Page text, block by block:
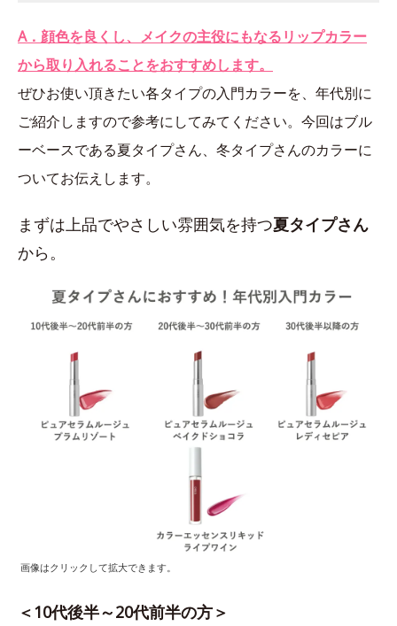
A．顔色を良くし、メイクの主役にもなるリップカラー
から取り入れることをおすすめします。
ぜひお使い頂きたい各タイプの入門カラーを、年代別に
ご紹介しますので参考にしてみてください。今回はブル
ーベースである夏タイプさん、冬タイプさんのカラーに
ついてお伝えします。
まずは上品でやさしい雰囲気を持つ夏タイプさん
から。
画像はクリックして拡大できます。
＜10代後半～20代前半の方＞